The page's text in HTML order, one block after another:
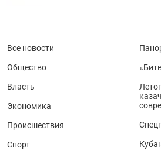
Все новости
Общество
Власть
Экономика
Происшествия
Спорт